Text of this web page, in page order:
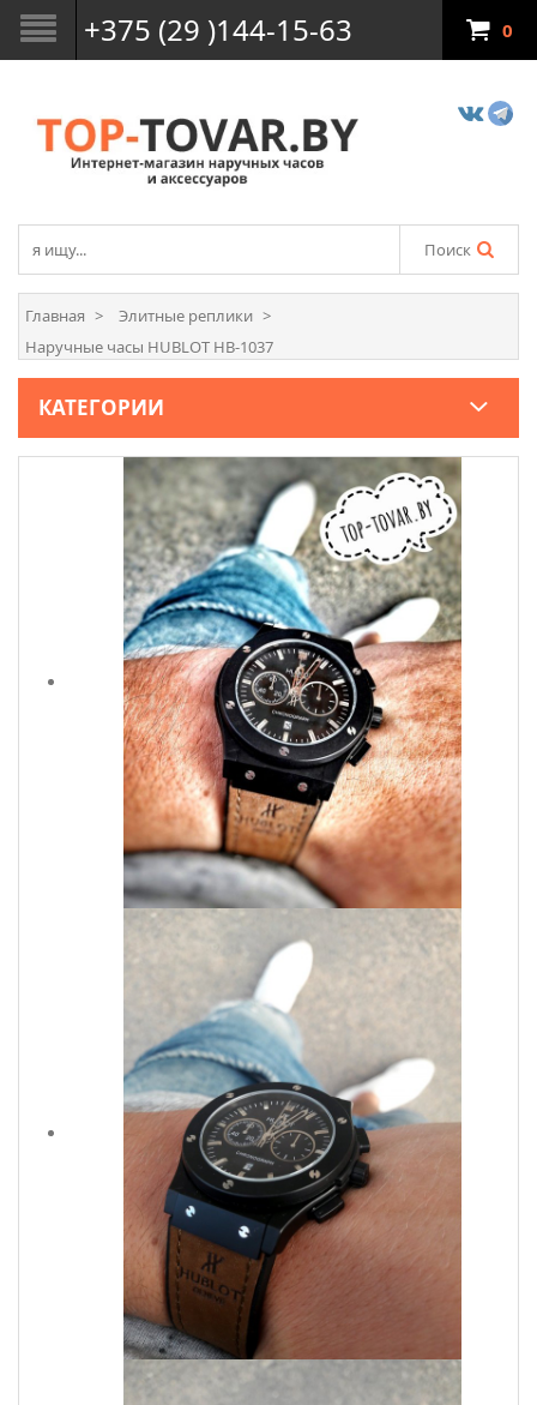
+375 (29 )144-15-63 0
Поиск
Главная
Элитные реплики
Наручные часы HUBLOT HB-1037
КАТЕГОРИИ